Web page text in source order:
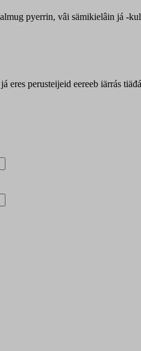
pyerrin, vâi sämikielâin já -
eres perusteijeid eereeb iärrás